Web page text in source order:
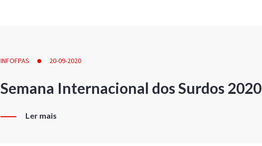
INFOFPAS 20-09-2020
Semana Internacional dos Surdos 2020
Ler mais